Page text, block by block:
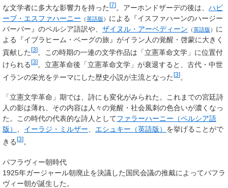
な文学者に多大な影響力を持った[7]。アーホンドザーデの後は、 ハビ
ーブ・エスファハーニー （英語版 ） による『イスファハーンのハージー
バーバー』のペルシア語訳や、 ザイヌル・アーベディーン （英語版 ） に
よる『イブラヒーム・ベーグの旅』がイラン人の覚醒・啓蒙に大きく
貢献した[3]。この時期の一連の文学作品は「立憲革命文学」に位置付
けられる [3] 。立憲革命後「立憲革命文学」が衰退すると、古代・中世
イランの栄光をテーマにした歴史小説が主流となった[3]。
「立憲文学革命」期では、詩にも変化がみられた。これまでの宮廷詩
人の影は薄れ、その内容は人々の覚醒・社会風刺の色合いが濃くなっ
た。この時代の代表的な詩人としてファラーハーニー （ペルシア語
版） 、 イーラジ・ミルザー、 エシュキー （英語版） を挙げることがで
きる [3] 。
パフラヴィー朝時代
1925年ガージャール朝廃止を決議した国民会議の推戴によってパフラ
ヴィー朝が誕生した。